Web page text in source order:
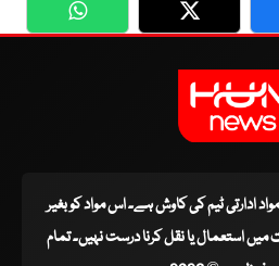
WhatsApp Twitter
مواد ادارتی ٹیم کی کاوش ہے۔ اس مواد کو بغیر
استعمال یا نقل کرنا درست نہیں۔ تمام